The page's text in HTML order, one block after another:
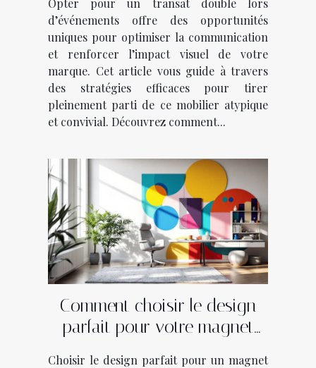
d’événements ?
Opter pour un transat double lors
d’événements offre des opportunités
uniques pour optimiser la communication
et renforcer l’impact visuel de votre
marque. Cet article vous guide à travers
des stratégies efficaces pour tirer
pleinement parti de ce mobilier atypique
et convivial. Découvrez comment...
Comment choisir le design
parfait pour votre magnet
Choisir le design parfait pour un magnet